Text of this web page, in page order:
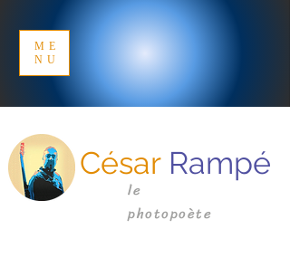
ME
NU
César Rampé
le
photopoète